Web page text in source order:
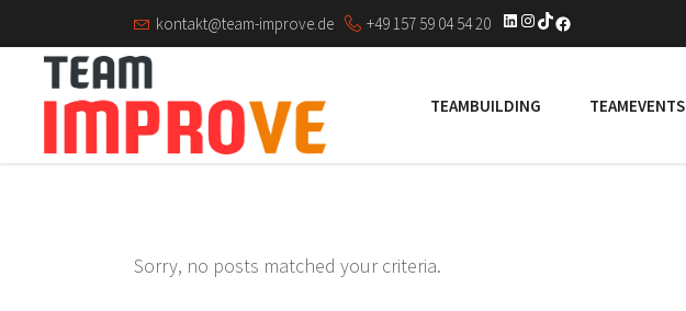
kontakt@team-improve.de +49 157 59 04 54 20 LinkedIn
Instagram
TikTokFacebook
TEAMBUILDING TEAMEVENTS
Sorry, no posts matched your criteria.